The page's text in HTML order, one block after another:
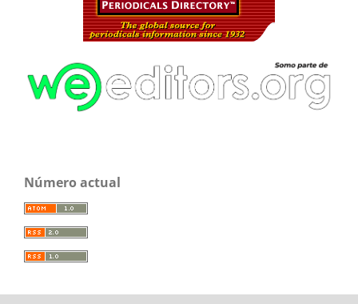
Número actual